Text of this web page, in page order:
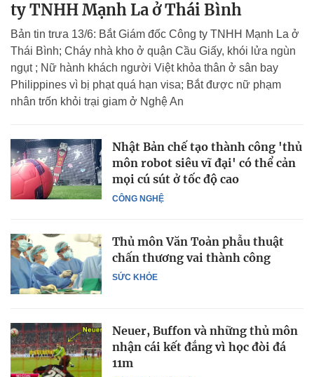
ty TNHH Mạnh La ở Thái Bình
Bản tin trưa 13/6: Bắt Giám đốc Công ty TNHH Mạnh La ở
Thái Bình; Cháy nhà kho ở quận Cầu Giấy, khói lửa ngùn
ngụt ; Nữ hành khách người Việt khỏa thân ở sân bay
Philippines vì bị phạt quá hạn visa; Bắt được nữ phạm
nhân trốn khỏi trại giam ở Nghệ An
CÔNG NGHỆ
Nhật Bản chế tạo thành công 'thủ
môn robot siêu vĩ đại' có thể cản
mọi cú sút ở tốc độ cao
SỨC KHỎE
Thủ môn Văn Toản phẫu thuật
chấn thương vai thành công
Neuer, Buffon và những thủ môn
nhận cái kết đắng vì học đòi đá
11m